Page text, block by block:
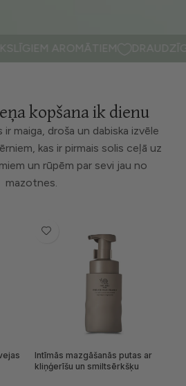
kopšana ik dienu
maiga, droša un dabiska izvēle
kas ir pirmais solis ceļā uz
un rūpēm par sevi jau no
mazotnes.
Intīmās mazgāšanās putas ar
kliņģerīšu un smiltsērkšķu